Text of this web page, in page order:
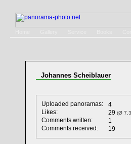
Johannes Scheiblauer
Uploaded panoramas:
4
Likes:
29 (Ø
Comments written:
1
Comments received:
19